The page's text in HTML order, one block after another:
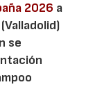
2026 a
se